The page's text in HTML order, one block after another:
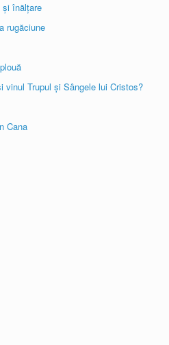
și înălțare
rugăciune
vinul Trupul și Sângele lui Cristos?
Cana